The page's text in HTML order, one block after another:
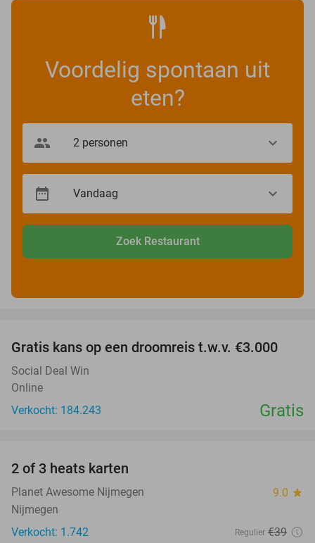
Voordelig spontaan uit
eten?
Zoek Restaurant
Gratis kans op een droomreis t.w.v. €3.000
Social Deal Win
Online
Verkocht: 184.243
Gratis
2 of 3 heats karten
Planet Awesome Nijmegen 9.0 star
Nijmegen
Verkocht: 1.742
Regulier €39